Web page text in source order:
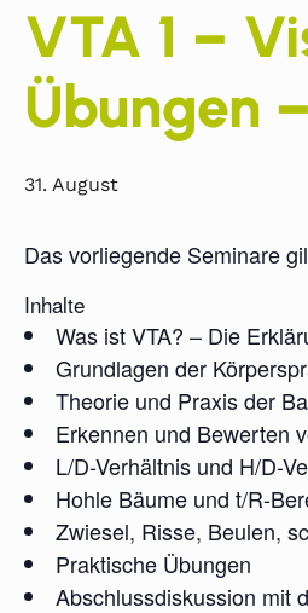
VTA 1 –
Übungen
31. August
Das vorliegende Seminare
Inhalte
Was ist VTA? – Die
Grundlagen der
Theorie und Praxis der
Erkennen und Bewerten
L/D-Verhältnis und H/D-
Hohle Bäume und t/R-
Zwiesel, Risse, Beulen,
Praktische Übungen
Abschlussdiskussion mit